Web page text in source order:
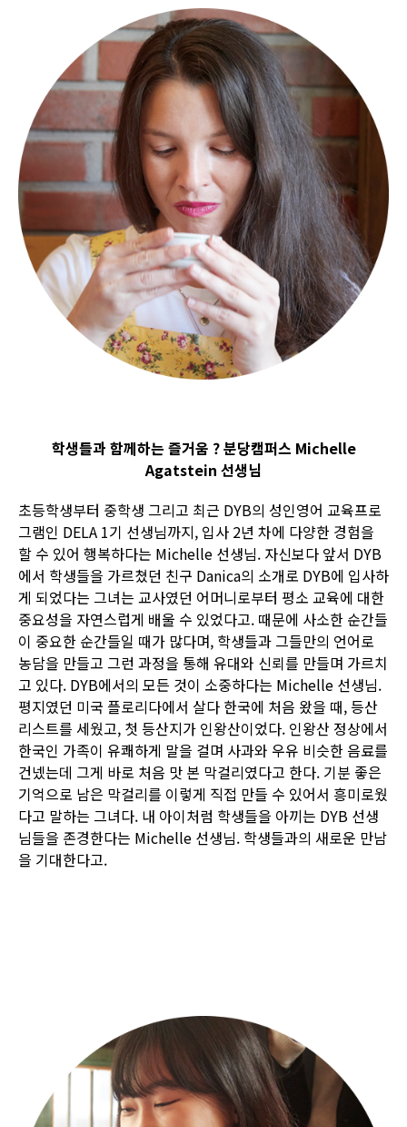
학생들과 함께하는 즐거움 ? 분당캠퍼스 Michelle
Agatstein 선생님
초등학생부터 중학생 그리고 최근 DYB의 성인영어 교육프로
그램인 DELA 1기 선생님까지, 입사 2년 차에 다양한 경험을
할 수 있어 행복하다는 Michelle 선생님. 자신보다 앞서 DYB
에서 학생들을 가르쳤던 친구 Danica의 소개로 DYB에 입사하
게 되었다는 그녀는 교사였던 어머니로부터 평소 교육에 대한
중요성을 자연스럽게 배울 수 있었다고. 때문에 사소한 순간들
이 중요한 순간들일 때가 많다며, 학생들과 그들만의 언어로
농담을 만들고 그런 과정을 통해 유대와 신뢰를 만들며 가르치
고 있다. DYB에서의 모든 것이 소중하다는 Michelle 선생님.
평지였던 미국 플로리다에서 살다 한국에 처음 왔을 때, 등산
리스트를 세웠고, 첫 등산지가 인왕산이었다. 인왕산 정상에서
한국인 가족이 유쾌하게 말을 걸며 사과와 우유 비슷한 음료를
건넸는데 그게 바로 처음 맛 본 막걸리였다고 한다. 기분 좋은
기억으로 남은 막걸리를 이렇게 직접 만들 수 있어서 흥미로웠
다고 말하는 그녀다. 내 아이처럼 학생들을 아끼는 DYB 선생
님들을 존경한다는 Michelle 선생님. 학생들과의 새로운 만남
을 기대한다고.